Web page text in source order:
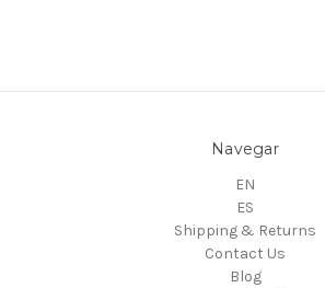
Navegar
EN
ES
Shipping & Returns
Contact Us
Blog